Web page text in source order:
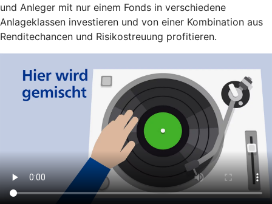
und Anleger mit nur einem Fonds in verschiedene
Anlageklassen investieren und von einer Kombination aus
Renditechancen und Risikostreuung profitieren.